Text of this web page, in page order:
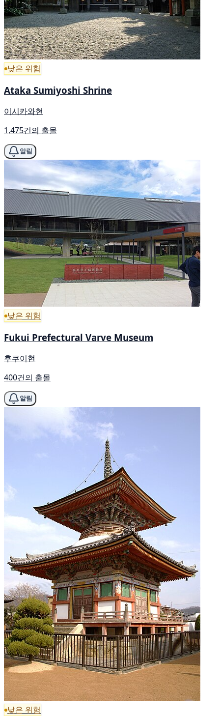
낮은 위험
Ataka Sumiyoshi Shrine
이시카와현
1,475건의 출몰
알림
낮은 위험
Fukui Prefectural Varve Museum
후쿠이현
400건의 출몰
알림
낮은 위험